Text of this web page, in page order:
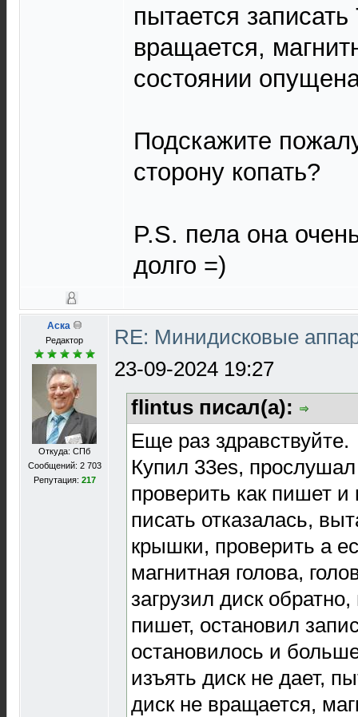
пытается
вращается,
состоянии
Подскажите
сторону копать?
P.S. пела она
долго =)
Аска
Редактор
Откуда: СПб
Сообщений: 2 703
Репутация: 217
RE: Минидисковые
23-09-2024 19:27
flintus писал(а):
Еще раз здравствуйте.
Купил 33es,
проверить как пишет
писать отказалась,
крышки, проверить а
магнитная голова,
загрузил диск
пишет, остановил
остановилось и
изъять диск не дает,
диск не вращается,